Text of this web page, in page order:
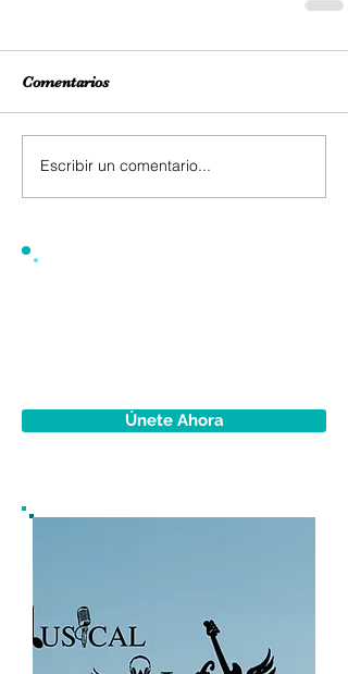
Comentarios
Escribir un comentario...
Únete Ahora